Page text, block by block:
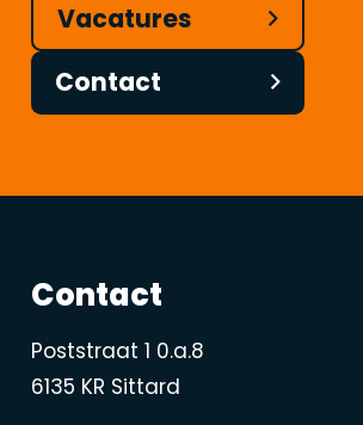
Vacatures
Contact
Contact
Poststraat 1 0.a.8
6135 KR Sittard